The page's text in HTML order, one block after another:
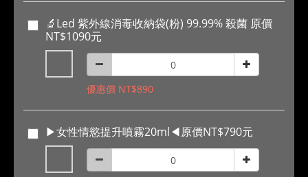
🔬Led 紫外線消毒收納袋(粉) 99.99% 殺菌 原價
NT$1090元
優惠價 NT$890
▶女性情慾提升噴霧20ml◀原價NT$790元